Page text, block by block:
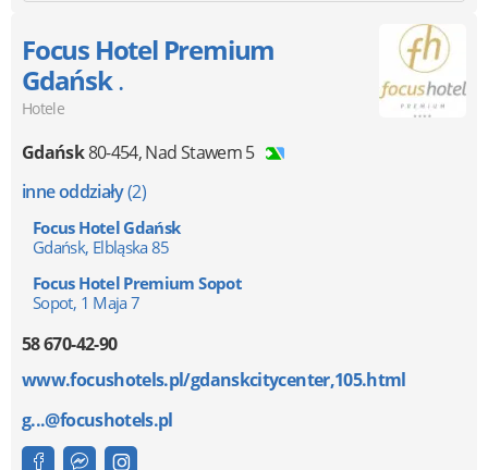
Focus Hotel Premium
Gdańsk.
Hotele
Gdańsk80-454,Nad Stawem 5
inne oddziały(2)
Focus Hotel Gdańsk
Gdańsk, Elbląska 85
Focus Hotel Premium Sopot
Sopot, 1 Maja 7
58 670-42-90
www.focushotels.pl/gdanskcitycenter,105.html
g...@focushotels.pl